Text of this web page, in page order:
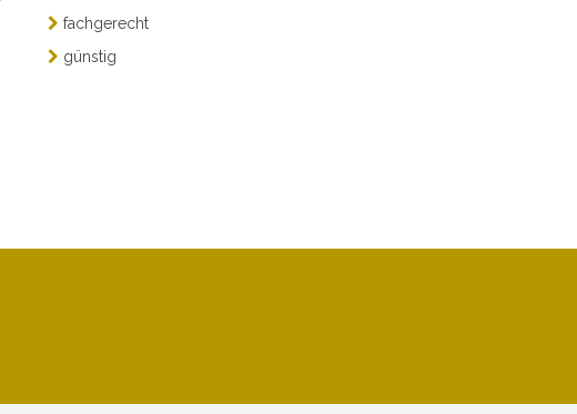
fachgerecht
günstig